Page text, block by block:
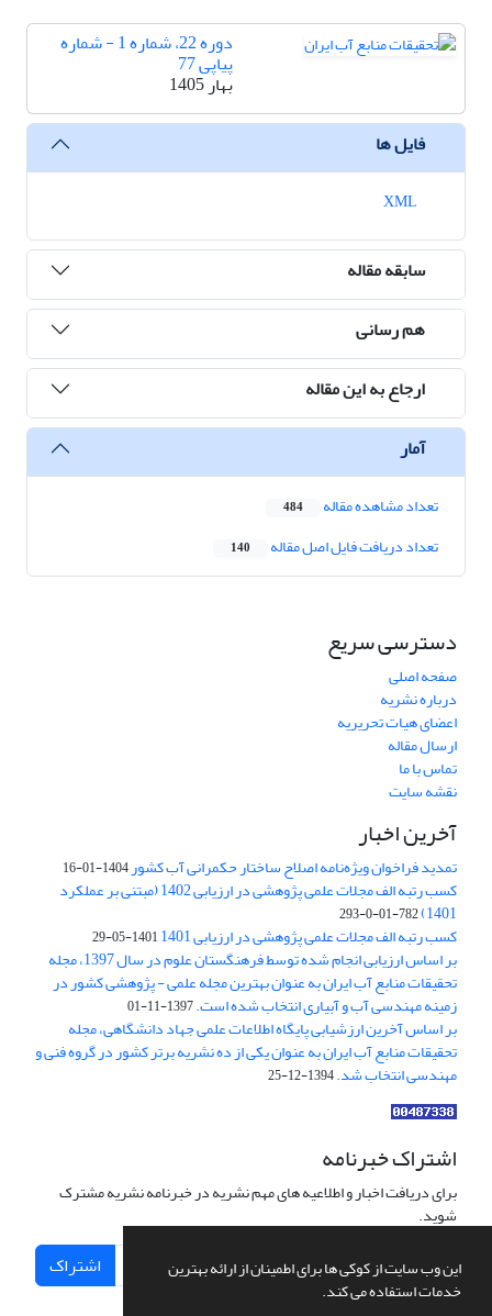
این وب سایت از کوکی ها برای اطمینان از ارائه بهترین
خدمات استفاده می کند.
دوره 22، شماره 1 - شماره
پیاپی 77
بهار 1405
فایل ها
سابقه مقاله
هم رسانی
ارجاع به این مقاله
آمار
تعداد مشاهده مقاله 484
تعداد دریافت فایل اصل مقاله 140
دسترسی سریع
صفحه اصلی
درباره نشریه
اعضای هیات تحریریه
ارسال مقاله
تماس با ما
نقشه سایت
آخرین اخبار
تمدید فراخوان ویژه‌نامه اصلاح ساختار حکمرانی آب کشور1404-01-16
کسب رتبه الف مجلات علمی پژوهشی در ارزیابی 1402 (مبتنی بر عملکرد
1401)
782-01-0-293
کسب رتبه الف مجلات علمی پژوهشی در ارزیابی 1401 1401-05-29
بر اساس ارزیابی انجام شده توسط فرهنگستان علوم در سال 1397، مجله
تحقیقات منابع آب ایران به عنوان بهترین مجله علمی - پژوهشی کشور در
زمینه مهندسی آب و آبیاری انتخاب شده است.1397-11-01
بر اساس آخرین ارزشیابی پایگاه اطلاعات علمی جهاد دانشگاهی، مجله
تحقیقات منابع آب ایران به عنوان یکی از ده نشریه برتر کشور در گروه فنی و
مهندسی انتخاب شد.1394-12-25
اشتراک خبرنامه
برای دریافت اخبار و اطلاعیه های مهم نشریه در خبرنامه نشریه مشترک
شوید.
اشتراک